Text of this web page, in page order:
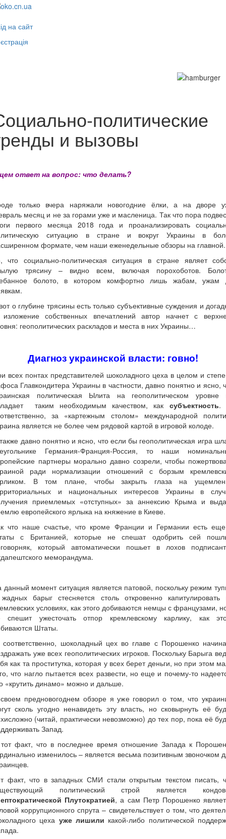
на сайт
политические
и вызовы
ответ на вопрос: что делать?
только вчера наряжали новогодние ёлки, а на дворе
месяц и не за горами уже и масленица. Так что пора
первого месяца 2018 года и проанализировать
ситуацию в стране и вокруг Украины в
формате, чем наши еженедельные обзоры на главной.
что социально-политическая ситуация в стране являет
трясину – видно всем, включая порохоботов.
болото, в котором комфортно лишь жабам, ужам
о глубине трясины есть только субъективные суждения и
собственных впечатлений автор начнет с
геополитических раскладов и места в них Украины…
Диагноз украинской власти: говно!
всех понтах представителей шоколадного цеха в целом и
Главкондитера Украины в частности, давно понятно и ясно,
политическая Ылита на геополитическом уровне
таким необходимым качеством, как субъектность.
за «картежным столом» международной
является не более чем рядовой картой в игровой колоде.
давно понятно и ясно, что если бы геополитическая игра
Германия-Франция-Россия, то наши
партнеры морально давно созрели, чтобы
ради нормализации отношений с борзым
В том плане, чтобы закрыть глаза на
и национальных интересов Украины в
приемлемых «отступных» за аннексию Крыма и
европейского ярлыка на княжение в Киеве.
что наше счастье, что кроме Франции и Германии есть
с Британией, которые не спешат одобрить сей
который автоматически пошьет в лохов
меморандума.
данный момент ситуация является патовой, поскольку режим
барыг стесняется столь откровенно капитулировать
условиях, как этого добиваются немцы с французами,
спешит ужесточать отпор кремлевскому карлику, как
Штаты.
шоколадный цех во главе с Порошенко
уже всех геополитических игроков. Поскольку Барыга
как та проститутка, которая у всех берет деньги, но при этом
что нагло пытается всех развести, но еще и почему-то
«крутить динамо» можно и дальше.
предновогоднем обзоре я уже говорил о том, что
сколь угодно ненавидеть эту власть, но сковырнуть её
(читай, практически невозможно) до тех пор, пока её
Запад.
факт, что в последнее время отношение Запада к
изменилось – является весьма позитивным звоночком
факт, что в западных СМИ стали открытым текстом писать,
политический строй является
Плутократией, а сам Петр Порошенко
коррупционного спрута – свидетельствует о том, что
цеха уже лишили какой-либо политической